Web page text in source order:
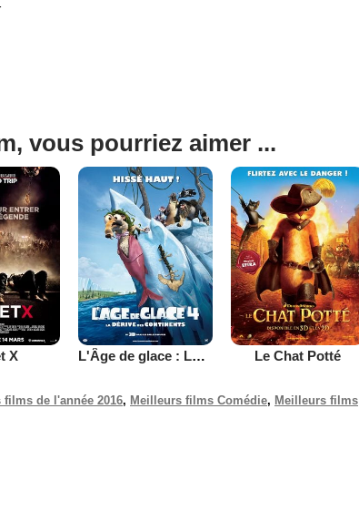
vous pourriez aimer ...
X L'Âge de glace : La dérive des continents Le Chat Potté
films de l'année 2016, Meilleurs films Comédie, Meilleurs films